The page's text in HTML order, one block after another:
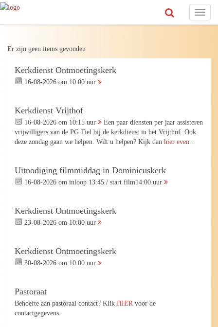
Toggle
Er zijn geen items gevonden
Kerkdienst Ontmoetingskerk
16-08-2026 om 10:00 uur
Kerkdienst Vrijthof
16-08-2026 om 10:15 uur
Een paar diensten per jaar assisteren
vrijwilligers van de PG Tiel bij de kerkdienst in het Vrijthof. Ook
deze zondag gaan we helpen. Wilt u helpen? Kijk dan hier even...
Uitnodiging filmmiddag in Dominicuskerk
16-08-2026 om inloop 13:45 / start film14:00 uur
Kerkdienst Ontmoetingskerk
23-08-2026 om 10:00 uur
Kerkdienst Ontmoetingskerk
30-08-2026 om 10:00 uur
Pastoraat
Behoefte aan pastoraal contact? Klik HIER voor de
contactgegevens.